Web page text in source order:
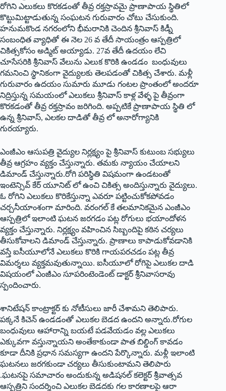
రోగిని ఎలుకలు కొరకడంతో తీవ్ర రక్తస్రావమై ప్రాణాపాయ స్థితిలో
కొట్టుమిట్టాడుతున్న సంఘటన గురువారం చోటు చేసుకుంది.
హనుమకొండ నగరంలోని భీమరానికి చెందిన శ్రీనివాస్‌ ‌కిడ్నీ
సంబంధిత వ్యాధితో ఈ నెల 26 వ తేదీ సాయంత్రం ఆస్పత్రిలో
చికిత్సకోసం అడ్మిట్‌ అయ్యాడు. 27వ తేదీ ఉదయం లేచి
చూసేసరికి శ్రీనివాస్‌ ‌వేలును ఎలుక కొరికి ఉండడం బంధువులు
గమనించి స్థానికంగా వైద్యులకు తెలపడంతో చికిత్స చేశారు. మళ్లీ
గురువారం ఉదయం సుమారు మూడు గంటల ప్రాంతంలో అందరూ
నిద్రిస్తున్న సమయంలో ఎలుకలు శ్రీనివాస్‌ ‌కాళ్ల వేళ్ళ పై తీవ్రంగా
కొరకడంతో తీవ్ర రక్తస్రావం జరిగింది. అప్పటికే ప్రాణాపాయ స్థితి లో
ఉన్న శ్రీనివాస్‌, ఎలకల దాడితో తీవ్ర లో అనారోగ్యానికి
గురయ్యారు.
ఎంజీఎం ఆసుపత్రి వైద్యుల నిర్లక్ష్యం పై శ్రీనివాస్‌ ‌కుటుంబ సభ్యులు
తీవ్ర ఆగ్రహం వ్యక్తం చేస్తున్నారు. తమకు న్యాయం చేయాలని
డిమాండ్‌ ‌చేస్తున్నారు.రోగి పరిస్థితి విషమంగా ఉండటంతో
ఇంటెన్సివ్‌ ‌కేర్‌ ‌యూనిట్‌ ‌లో ఉంచి చికిత్స అందిస్తున్నారు వైద్యులు.
ఓ రోగిని ఎలుకలు కొరికేస్తున్నా ఎవరూ పట్టించుకోకపోవడం
చర్చనీయాంశంగా మారింది. వరంగల్‌ ‌కే తలమానికమైన ఎంజీఎం
ఆస్పత్రిలో ఇలాంటి ఘటన జరగడం పట్ల రోగులు భయాందోళన
వ్యక్తం చేస్తున్నారు. నిర్లక్ష్యం వహించిన సిబ్బందిపై కఠిన చర్యలు
తీసుకోవాలని డిమాండ్‌ ‌చేస్తున్నారు. ప్రాణాలు కాపాడుకోవడానికి
వస్తే ఐసీయూలోనే ఎలుకలు కొరికి గాయపరచడం పట్ల తీవ్ర
విమర్శలు వ్యక్తమవుతున్నాయి. ఐసీయూలో రోగిపై ఎలుకల దాడి
విషయంలో ఎంజీఎం సూపరింటెండెంట్‌ ‌డాక్టర్‌ ‌శ్రీనివాసరావు
స్పందించారు.
శానిటేషన్‌ ‌కాంట్రాక్టర్‌ ‌కు నోటీసులు జారీ చేశామని తెలిపారు.
పక్కనే కిచెన్‌ ఉం‌డడంతో ఎలుకల బెడద ఉందని అన్నారు.రోగుల
బంధువులు ఆహారాన్ని బయటే పడవేయడం వల్ల ఎలుకలు
ఎక్కువగా వస్తున్నాయని అంతేకాకుండా పాత బిల్డింగ్‌ ‌కావడం
కూడా దీనికి ప్రధాన సమస్యగా ఉందని పేర్కొన్నారు. మళ్లీ ఇలాంటి
ఘటనలు జరగకుండా చర్యలు తీసుకుంటామని తెలిపారు
.ఘటనపై సమాచారం అందుకున్న అడిషనల్‌ ‌కలెక్టర్‌ ‌శ్రీవాత్సవ
ఆస్పత్రిని సందర్శించి ఎలుకల బెడదకు గల కారణాలపై ఆరా